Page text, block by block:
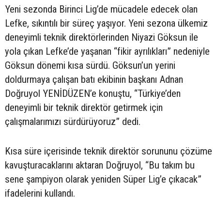
Yeni sezonda Birinci Lig’de mücadele edecek olan
Lefke, sıkıntılı bir süreç yaşıyor. Yeni sezona ülkemiz
deneyimli teknik direktörlerinden Niyazi Göksun ile
yola çıkan Lefke’de yaşanan “fikir ayrılıkları” nedeniyle
Göksun dönemi kısa sürdü. Göksun’un yerini
doldurmaya çalışan batı ekibinin başkanı Adnan
Doğruyol YENİDÜZEN’e konuştu, “Türkiye’den
deneyimli bir teknik direktör getirmek için
çalışmalarımızı sürdürüyoruz” dedi.
Kısa süre içerisinde teknik direktör sorununu çözüme
kavuşturacaklarını aktaran Doğruyol, “Bu takım bu
sene şampiyon olarak yeniden Süper Lig’e çıkacak”
ifadelerini kullandı.